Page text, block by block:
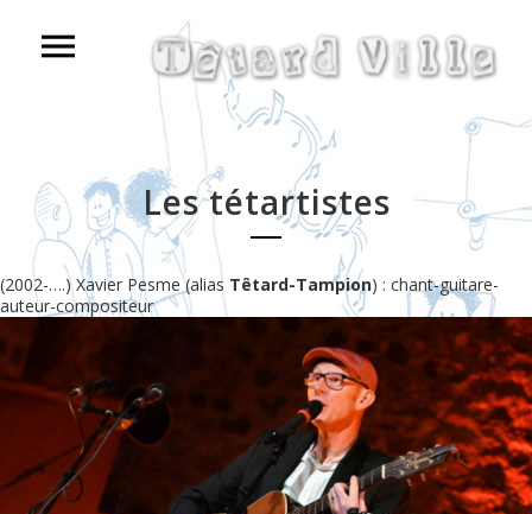
Les tétartistes
(2002-….) Xavier Pesme (alias Têtard-Tampion) : chant-guitare-
auteur-compositeur